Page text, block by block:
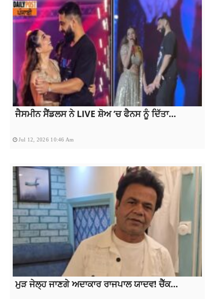
ਜੈਸਮੀਨ ਸੈਂਡਲਸ ਨੇ LIVE ਸ਼ੋਅ ‘ਚ ਫੈਨਸ ਨੂੰ ਦਿੱਤਾ...
Jul 12, 2026 10:46 Am
ਮੁੜ ਜੇਲ੍ਹ ਜਾਣਗੇ ਅਦਾਕਾਰ ਰਾਜਪਾਲ ਯਾਦਵ! ਚੈੱਕ...